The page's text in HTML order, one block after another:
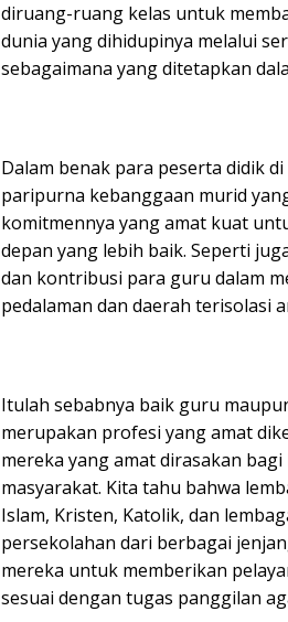
diruang-ruang kelas untuk
dunia yang dihidupinya melalui
sebagaimana yang ditetapkan
Dalam benak para peserta didik
paripurna kebanggaan murid
komitmennya yang amat kuat
depan yang lebih baik. Seperti
dan kontribusi para guru dalam
pedalaman dan daerah terisolasi
Itulah sebabnya baik guru
merupakan profesi yang amat
mereka yang amat dirasakan
masyarakat. Kita tahu bahwa
Islam, Kristen, Katolik, dan
persekolahan dari berbagai
mereka untuk memberikan
sesuai dengan tugas panggilan